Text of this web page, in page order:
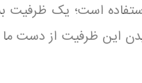
است؛ یک ظرفیت
این ظرفیت از دست ما